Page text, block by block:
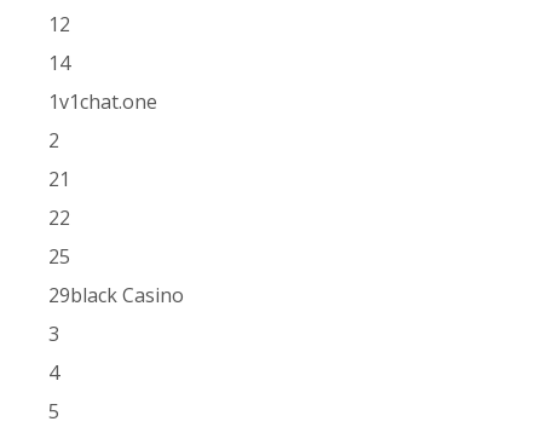
12
14
1v1chat.one
2
21
22
25
29black Casino
3
4
5